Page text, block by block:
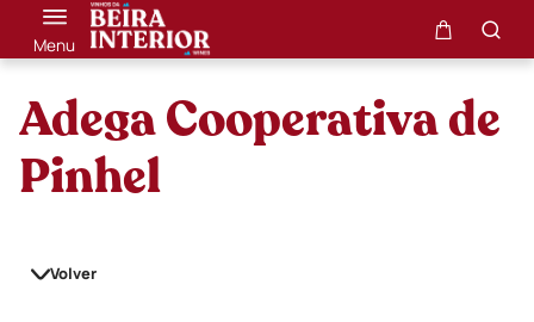
Menu
Adega Cooperativa de
Pinhel
Volver